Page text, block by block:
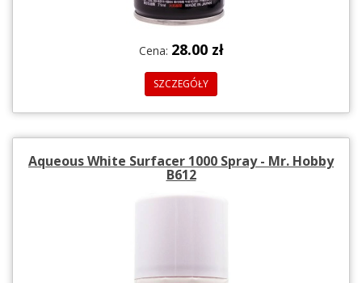
Cena: 28.00 zł
SZCZEGÓŁY
Aqueous White Surfacer 1000 Spray - Mr. Hobby
B612